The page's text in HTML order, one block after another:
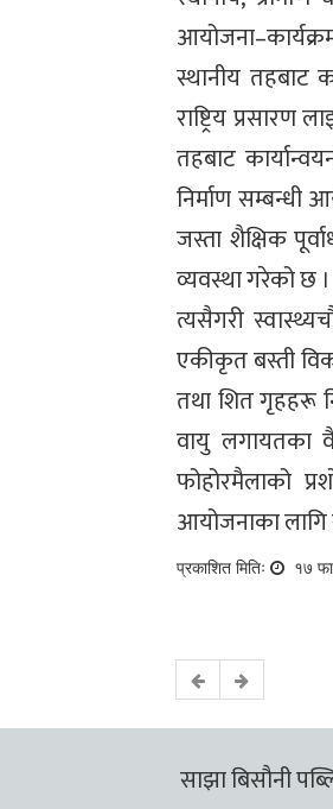
स्थानीय तहबाट
राष्ट्रिय
तहबाट
निर्माण सम्बन्धी
जस्ता शैक्षिक
व्यवस्था गरेको छ ।
त्यसैगरी
एकीकृत बस्ती
तथा शित गृहहरू
वायु लगायतका
फोहोरमैलाको
आयोजनाका
प्रकाशित मितिः १७
साझा बिसौनी